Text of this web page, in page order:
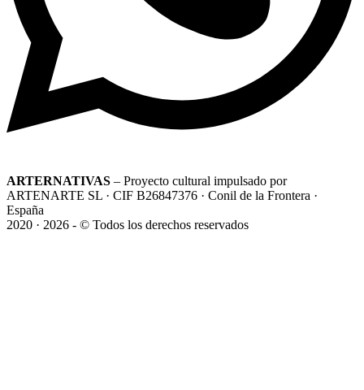
ARTERNATIVAS – Proyecto cultural impulsado por
ARTENARTE SL · CIF B26847376 · Conil de la Frontera ·
España
2020 · 2026 - © Todos los derechos reservados